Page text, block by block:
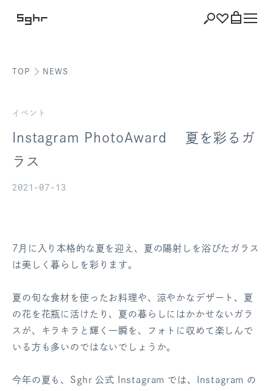
ショッピング
お気に入り
TOP NEWS
イベント
Instagram PhotoAward 夏を彩るガ
ラス
2021-07-13
7月に入り本格的な夏を迎え、夏の陽射しを浴びたガラス
は美しく暮らしを彩ります。
夏の旬な食材を使ったお料理や、涼やかなデザート、夏
の花を花瓶に活けたり、夏の暮らしにはかかせないガラ
スが、キラキラと輝く一瞬を、フォトに収めて楽しんで
いる方も多いのではないでしょうか。
今年の夏も、Sghr 公式 Instagram では、Instagram の